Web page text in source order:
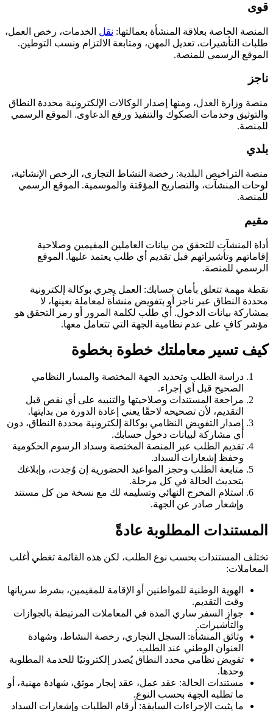
قوى
المنصة الخاصة بعلاقة المنشأة بعمالتها: نقل الخدمات، رخص العمل،
طلبات التأشيرات، تعديل المهن، ومتابعة الالتزام ونسب التوطين.
الموقع الرسمي للمنصة.
ناجز
منصة وزارة العدل، ومنها إصدار الوكالات الإلكترونية محددة النطاق
والتوثيق وخدمات الصكوك والتنفيذ ورفع الدعاوى. الموقع الرسمي
للمنصة.
بلدي
منصة التراخيص البلدية: رخصة النشاط التجاري، الرخص الإنشائية،
لوحات المنشآت، والتصاريح المؤقتة والموسمية. الموقع الرسمي
للمنصة.
مقيم
أداة المنشآت للتحقق من بيانات العاملين المقيمين وصلاحية
إقاماتهم وتأشيراتهم قبل تقديم أي طلب يعتمد عليها. الموقع
الرسمي للمنصة.
نقطة مهمة تتعلق بأمان حسابك: العمل يجري بوكالة إلكترونية
محددة النطاق عبر ناجز أو بتفويض منشأة لمعاملة بعينها، لا
بمشاركة بيانات الدخول. أي طلب لكلمة المرور أو رمز التحقق هو
مؤشر كافٍ على عدم نظامية الجهة التي تتعامل معها.
كيف تسير معاملتك خطوة بخطوة
دراسة الطلب وتحديد الجهة المختصة والمسار النظامي
الصحيح قبل أي إجراء.
مراجعة المستندات وصلاحيتها والتنبيه على أي نقص قبل
التقديم، لأن تصحيحه لاحقًا يعني إعادة الدورة من بدايتها.
إصدار التفويض النظامي بوكالة إلكترونية محددة النطاق، دون
أي مشاركة لبيانات دخول حسابك.
تقديم الطلب عبر المنصة المختصة وسداد الرسوم الحكومية
وحفظ إشعارات السداد.
متابعة الطلب وحجز المواعيد الحضورية إن وُجدت، وإبلاغك
بتحديث الحالة في كل مرحلة.
استلام المخرج النهائي وتسليمه لك مع نسخة من كل مستند
وإشعار صادر عن الجهة.
المستندات المطلوبة عادةً
تختلف المستندات بحسب نوع الطلب، لكن هذه القائمة تغطي أغلب
المعاملات:
الهوية الوطنية للمواطنين أو الإقامة للمقيمين، بشرط سريانها
وقت التقديم.
جواز السفر ساري المدة في المعاملات المرتبطة بالجوازات
والتأشيرات.
وثائق المنشأة: السجل التجاري، رخصة النشاط، وشهادة
العنوان الوطني عند الطلب.
تفويض نظامي محدد النطاق يُصدر إلكترونيًا للخدمة المطلوبة
وحدها.
مستندات الحالة: عقد عمل، عقد إيجار موثق، شهادة مهنية، أو
ما تطلبه الجهة بحسب النوع.
ما يثبت الإجراءات السابقة: أرقام الطلبات وإشعارات السداد